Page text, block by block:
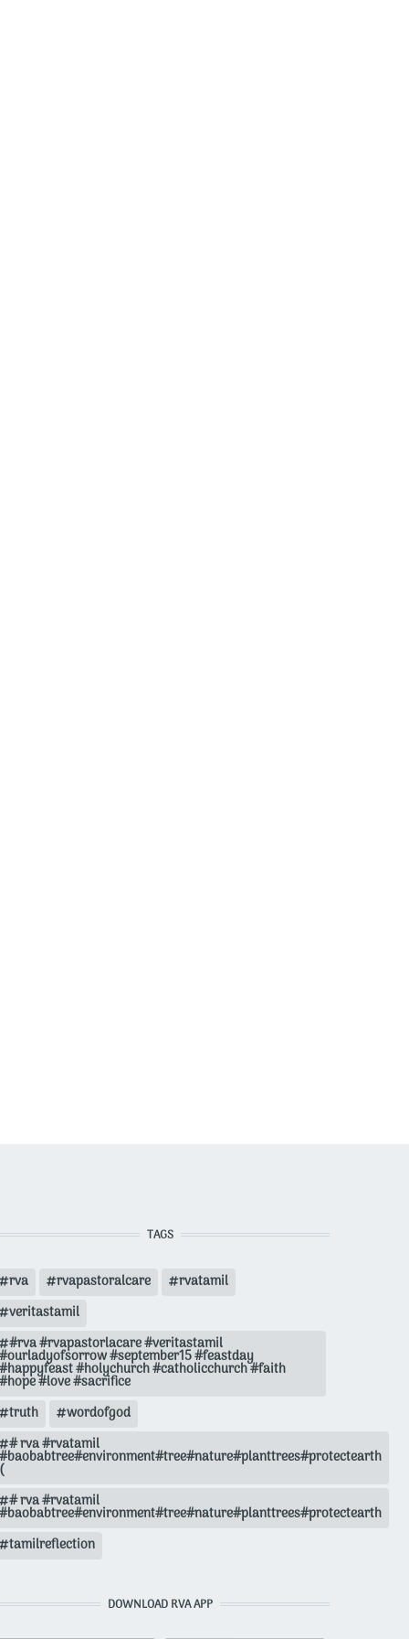
TAGS
rva rvapastoralcare
rvatamil
veritastamil
#rva #rvapastorlacare #veritastamil
#ourladyofsorrow #september15 #feastday
#happyfeast #holychurch #catholicchurch #faith
#hope #love #sacrifice
truth
wordofgod
# rva #rvatamil
#baobabtree#environment#tree#nature#planttrees#protectearth
(
# rva #rvatamil
#baobabtree#environment#tree#nature#planttrees#protectearth
tamilreflection
DOWNLOAD RVA APP